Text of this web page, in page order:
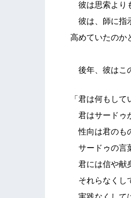
彼は思索より
彼は、師に指
高めていたのか
後年、彼はこ
「君は何もし
君はサードゥ
性向は君のも
サードゥの言
君には信や献
それらなくし